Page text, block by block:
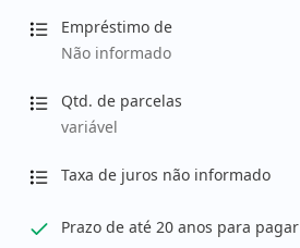
Empréstimo de
Não informado
Qtd. de parcelas
variável
Taxa de juros não informado
Prazo de até 20 anos para pagar